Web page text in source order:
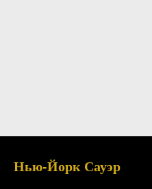
Нью-Йорк Сауэр